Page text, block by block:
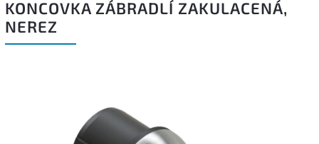
KONCOVKA ZÁBRADLÍ ZAKULACENÁ,
NEREZ